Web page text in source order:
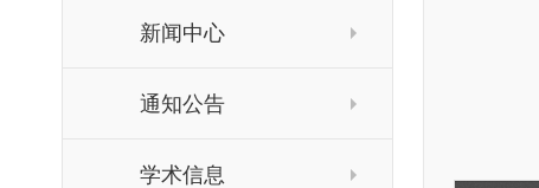
新闻中心
通知公告
学术信息